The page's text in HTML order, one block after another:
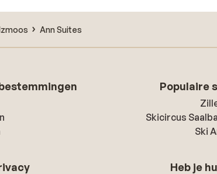
Ann Suites
Populaire
Skicircus
Ski
Heb je